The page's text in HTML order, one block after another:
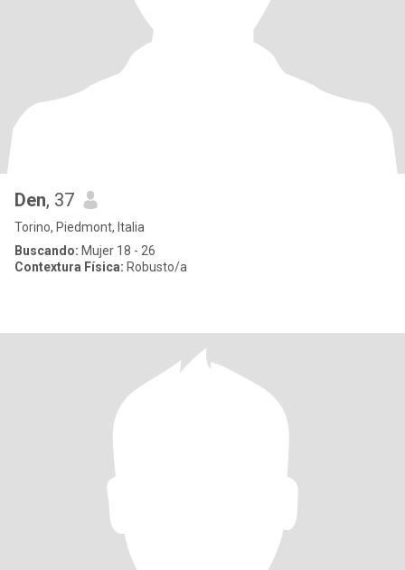
Den, 37
Torino, Piedmont, Italia
Buscando: Mujer 18 - 26
Contextura Física: Robusto/a